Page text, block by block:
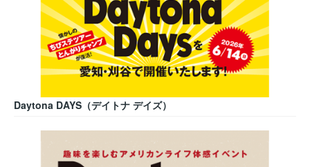
Daytona DAYS（デイトナ デイズ）